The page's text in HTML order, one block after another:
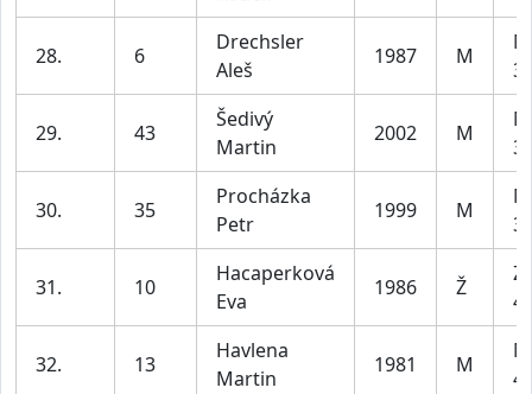
28. 6
Drechsler
Aleš
1987 M
29. 43
Šedivý
Martin
2002 M
30. 35
Procházka
Petr
1999 M
31. 10
Hacaperková
Eva
1986 Ž
32. 13
Havlena
Martin
1981 M